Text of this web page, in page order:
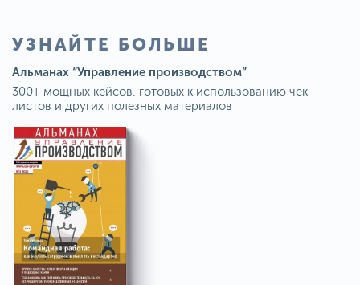
УЗНАЙТЕ БОЛЬШЕ
Альманах “Управление производством”
300+ мощных кейсов, готовых к использованию чек-
листов и других полезных материалов